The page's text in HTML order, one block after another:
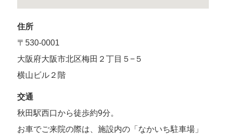
住所
〒530-0001
大阪府大阪市北区梅田２丁目５−５
横山ビル２階
交通
秋田駅西口から徒歩約9分。
お車でご来院の際は、施設内の「なかいち駐車場」